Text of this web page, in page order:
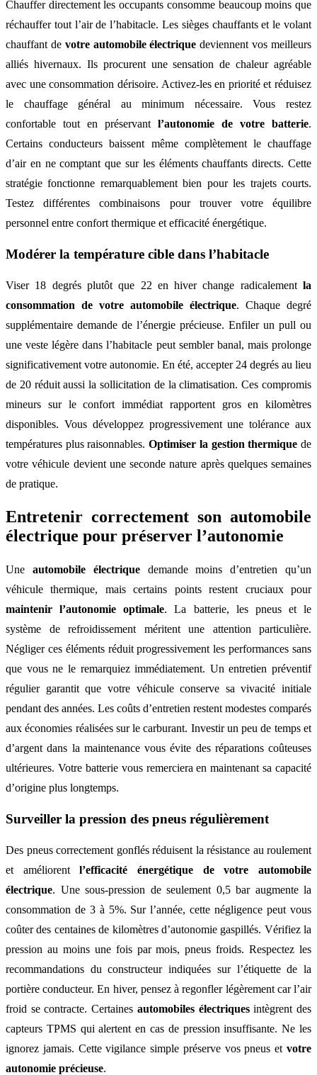
Chauffer directement les occupants consomme beaucoup moins que
réchauffer tout l’air de l’habitacle. Les sièges chauffants et le volant
chauffant de votre automobile électrique deviennent vos meilleurs
alliés hivernaux. Ils procurent une sensation de chaleur agréable
avec une consommation dérisoire. Activez-les en priorité et réduisez
le chauffage général au minimum nécessaire. Vous restez
confortable tout en préservant l’autonomie de votre batterie.
Certains conducteurs baissent même complètement le chauffage
d’air en ne comptant que sur les éléments chauffants directs. Cette
stratégie fonctionne remarquablement bien pour les trajets courts.
Testez différentes combinaisons pour trouver votre équilibre
personnel entre confort thermique et efficacité énergétique.
Modérer la température cible dans l’habitacle
Viser 18 degrés plutôt que 22 en hiver change radicalement la
consommation de votre automobile électrique. Chaque degré
supplémentaire demande de l’énergie précieuse. Enfiler un pull ou
une veste légère dans l’habitacle peut sembler banal, mais prolonge
significativement votre autonomie. En été, accepter 24 degrés au lieu
de 20 réduit aussi la sollicitation de la climatisation. Ces compromis
mineurs sur le confort immédiat rapportent gros en kilomètres
disponibles. Vous développez progressivement une tolérance aux
températures plus raisonnables.Optimiser la gestion thermique de
votre véhicule devient une seconde nature après quelques semaines
de pratique.
Entretenir correctement son automobile
électrique pour préserver l’autonomie
Une automobile électriquedemande moins d’entretien qu’un
véhicule thermique, mais certains points restent cruciaux pour
maintenir l’autonomie optimale. La batterie, les pneus et le
système de refroidissement méritent une attention particulière.
Négliger ces éléments réduit progressivement les performances sans
que vous ne le remarquiez immédiatement. Un entretien préventif
régulier garantit que votre véhicule conserve sa vivacité initiale
pendant des années. Les coûts d’entretien restent modestes comparés
aux économies réalisées sur le carburant. Investir un peu de temps et
d’argent dans la maintenance vous évite des réparations coûteuses
ultérieures. Votre batterie vous remerciera en maintenant sa capacité
d’origine plus longtemps.
Surveiller la pression des pneus régulièrement
Des pneus correctement gonflés réduisent la résistance au roulement
et améliorentl’efficacité énergétique de votre automobile
électrique. Une sous-pression de seulement 0,5 bar augmente la
consommation de 3 à 5%. Sur l’année, cette négligence peut vous
coûter des centaines de kilomètres d’autonomie gaspillés. Vérifiez la
pression au moins une fois par mois, pneus froids. Respectez les
recommandations du constructeur indiquées sur l’étiquette de la
portière conducteur. En hiver, pensez à regonfler légèrement car l’air
froid se contracte. Certaines automobiles électriquesintègrent des
capteurs TPMS qui alertent en cas de pression insuffisante. Ne les
ignorez jamais. Cette vigilance simple préserve vos pneus et votre
autonomie précieuse.